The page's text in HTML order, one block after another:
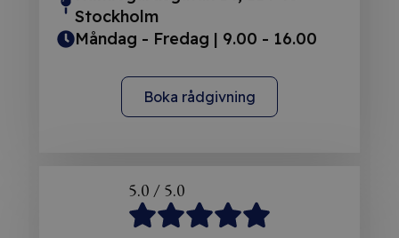
Stockholm
Måndag - Fredag | 9.00 - 16.00
Boka rådgivning
5.0 / 5.0